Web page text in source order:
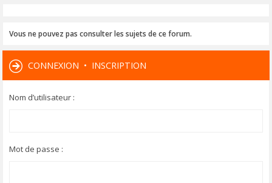
Vous ne pouvez pas consulter les sujets de ce forum.
CONNEXION • INSCRIPTION
Nom d’utilisateur :
Mot de passe :